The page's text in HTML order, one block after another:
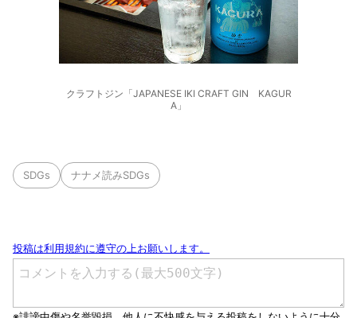
クラフトジン「JAPANESE IKI CRAFT GIN KAGUR
A」
SDGs ナナメ読みSDGs